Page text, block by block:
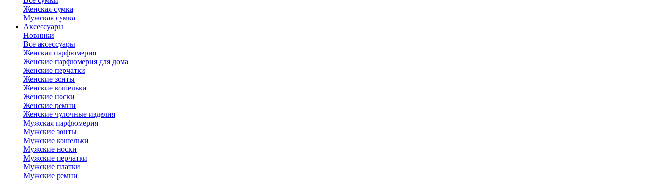
Женская сумка
Мужская сумка
Аксессуары
Новинки
Все аксессуары
Женская парфюмерия
Женские парфюмерия для дома
Женские перчатки
Женские зонты
Женские кошельки
Женские носки
Женские ремни
Женские чулочные изделия
Мужская парфюмерия
Мужские зонты
Мужские кошельки
Мужские носки
Мужские перчатки
Мужские платки
Мужские ремни